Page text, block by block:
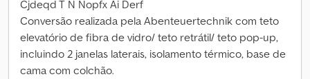
Cjdeqd T N Nopfx Ai Derf
Conversão realizada pela Abenteuertechnik com teto
elevatório de fibra de vidro/ teto retrátil/ teto pop-up,
incluindo 2 janelas laterais, isolamento térmico, base de
cama com colchão.